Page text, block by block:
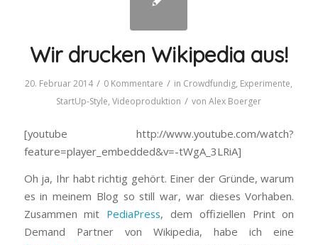
Wir drucken Wikipedia aus!
20. Februar 2014 / 0 Kommentare / in Crowdfundig, Experimente,
StartUp-Style,Videoproduktion / vonAlex Boerger
[youtube http://www.youtube.com/watch?
feature=player_embedded&v=-tWgA_3LRiA]
Oh ja, Ihr habt richtig gehört. Einer der Gründe, warum
es in meinem Blog so still war, war dieses Vorhaben.
Zusammen mit PediaPress, dem offiziellen Print on
Demand Partner von Wikipedia, habe ich eine